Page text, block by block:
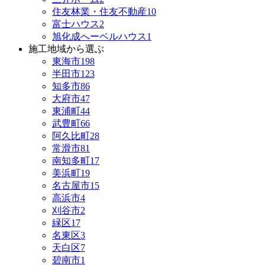
住友林業・住友不動産10
富士ハウス2
旭化成へーベルハウス1
施工地域から選ぶ
東海市198
半田市123
知多市86
大府市47
東浦町44
武豊町66
阿久比町28
常滑市81
南知多町17
美浜町19
名古屋市15
高浜市4
刈谷市2
緑区17
名東区3
天白区7
碧南市1